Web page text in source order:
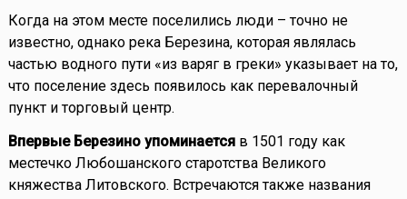
Когда на этом месте поселились люди – точно не
известно, однако река Березина, которая являлась
частью водного пути «из варяг в греки» указывает на то,
что поселение здесь появилось как перевалочный
пункт и торговый центр.
Впервые Березино упоминается в 1501 году как
местечко Любошанского старотства Великого
княжества Литовского. Встречаются также названия